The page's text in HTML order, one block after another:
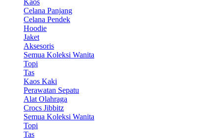
Celana Panjang
Celana Pendek
Hoodie
Jaket
Aksesoris
Semua Koleksi Wanita
Topi
Tas
Kaos Kaki
Perawatan Sepatu
Alat Olahraga
Crocs Jibbitz
Semua Koleksi Wanita
Topi
Tas